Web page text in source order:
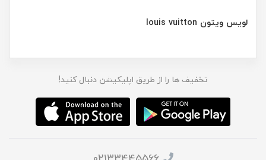
لویس ویتون louis vuitton
تخفیف ها را از طریق اپلیکیشن دنبال کنید!